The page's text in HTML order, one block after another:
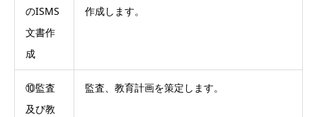
のISMS
文書作
成
作成します。
⑩監査
及び教
監査、教育計画を策定します。